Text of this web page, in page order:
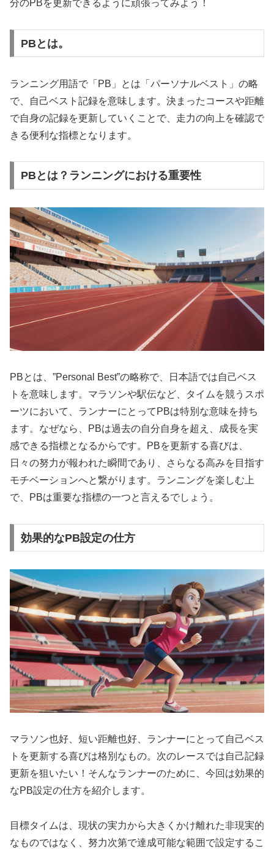
分のPBを更新できるように頑張ってみよう！
PBとは。
ランニング用語で「PB」とは「パーソナルベスト」の略
で、自己ベスト記録を意味します。決まったコースや距離
で自身の記録を更新していくことで、走力の向上を確認で
きる便利な指標となります。
PBとは？ランニングにおける重要性
PBとは、”Personal Best”の略称で、日本語では自己ベス
ト を意味します。マラソンや駅伝など、タイムを競うスポ
ーツにおいて、ランナーにとってPBは特別な意味を持ち
ます。なぜなら、PBは過去の自分自身を超え、成長を実
感できる指標となるからです。PBを更新する喜びは、
日々の努力が報われた瞬間であり、さらなる高みを目指す
モチベーションへと繋がります。ランニングを楽しむ上
で、PBは重要な指標の一つと言えるでしょう。
効果的なPB設定の仕方
マラソン也好、短い距離也好、ランナーにとって自己ベス
トを更新する喜びは格別なもの。次のレースでは自己記録
更新を狙いたい！そんなランナーのために、今回は効果的
なPB設定の仕方を紹介します。
目標タイムは、現状の実力から大きくかけ離れた非現実的
なものではなく、努力次第で達成可能な範囲で設定するこ